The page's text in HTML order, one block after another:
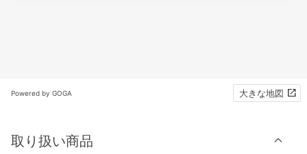
Powered by GOGA 大きな地図
取り扱い商品